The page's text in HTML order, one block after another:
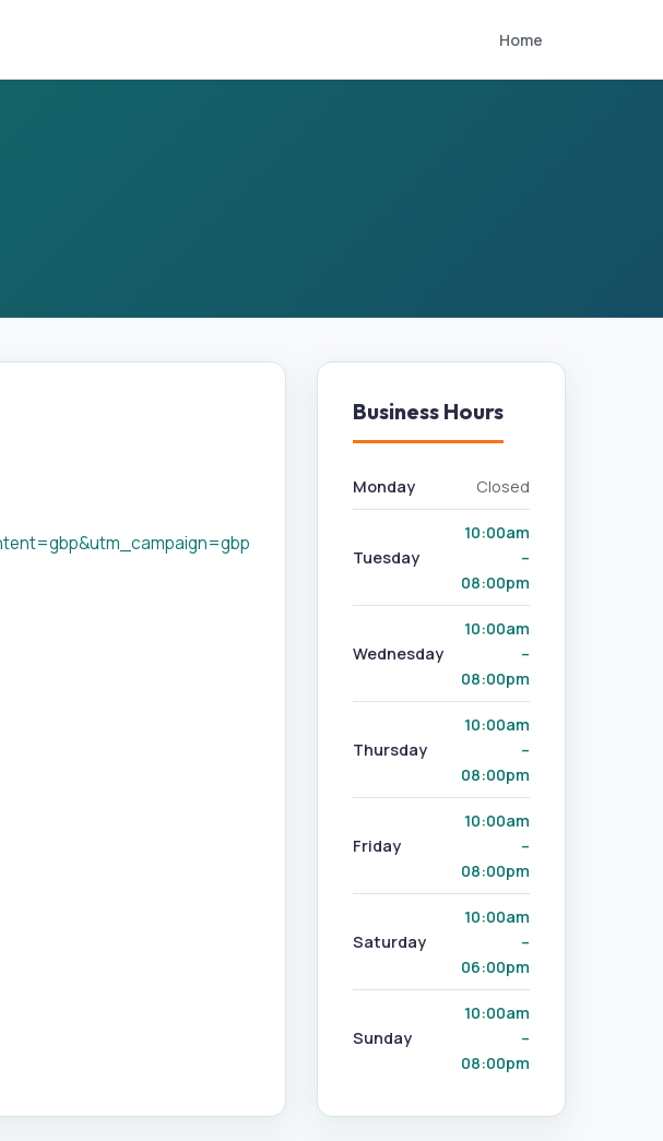
Home
Business Hours
Monday Closed
Tuesday
10:00am
–
08:00pm
Wednesday
10:00am
–
08:00pm
Thursday
10:00am
–
08:00pm
Friday
10:00am
–
08:00pm
Saturday
10:00am
–
06:00pm
Sunday
10:00am
–
08:00pm